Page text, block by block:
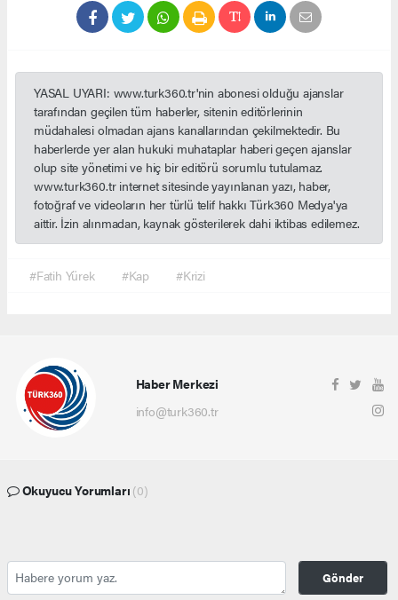
YASAL UYARI: www.turk360.tr'nin abonesi olduğu ajanslar
tarafından geçilen tüm haberler, sitenin editörlerinin
müdahalesi olmadan ajans kanallarından çekilmektedir. Bu
haberlerde yer alan hukuki muhataplar haberi geçen ajanslar
olup site yönetimi ve hiç bir editörü sorumlu tutulamaz.
www.turk360.tr internet sitesinde yayınlanan yazı, haber,
fotoğraf ve videoların her türlü telif hakkı Türk360 Medya'ya
aittir. İzin alınmadan, kaynak gösterilerek dahi iktibas edilemez.
#Fatih Yürek #Kap #Krizi
Haber Merkezi
info@turk360.tr
Okuyucu Yorumları (0)
Gönder